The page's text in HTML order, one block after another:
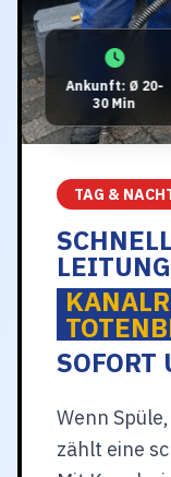
Ankunft: Ø 20-
30 Min
TAG &
SOFORT
Wenn
zählt eine